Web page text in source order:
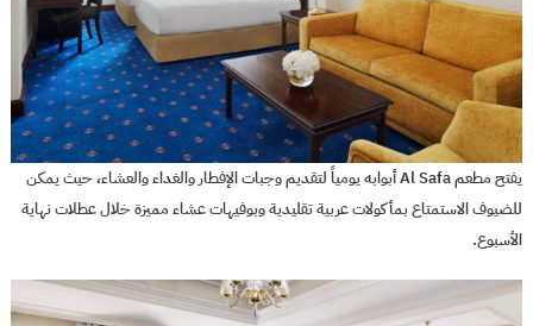
يفتح مطعم Al Safa أبوابه يومياً لتقديم وجبات الإفطار والغداء والعشاء، حيث يمكن
للضيوف الاستمتاع بمأكولات عربية تقليدية وبوفيهات عشاء مميزة خلال عطلات نهاية
الأسبوع.